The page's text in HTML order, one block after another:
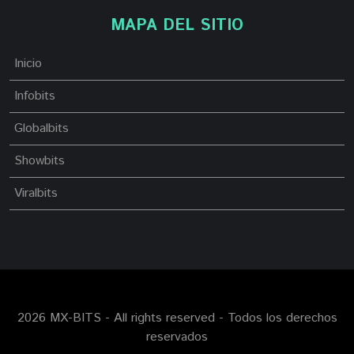
MAPA DEL SITIO
Inicio
Infobits
Globalbits
Showbits
Viralbits
2026 MX-BITS - All rights reserved - Todos los derechos
reservados